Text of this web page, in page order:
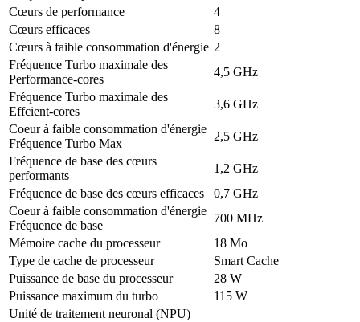
Cœurs de performance
4
Cœurs efficaces
8
Cœurs à faible consommation d'énergie 2
Fréquence Turbo maximale des
Performance-cores
4,5 GHz
Fréquence Turbo maximale des
Effcient-cores
3,6 GHz
Coeur à faible consommation d'énergie
Fréquence Turbo Max
2,5 GHz
Fréquence de base des cœurs
performants
1,2 GHz
Fréquence de base des cœurs efficaces
0,7 GHz
Coeur à faible consommation d'énergie
Fréquence de base
700 MHz
Mémoire cache du processeur
18 Mo
Type de cache de processeur
Smart Cache
Puissance de base du processeur
28 W
Puissance maximum du turbo
115 W
Unité de traitement neuronal (NPU)